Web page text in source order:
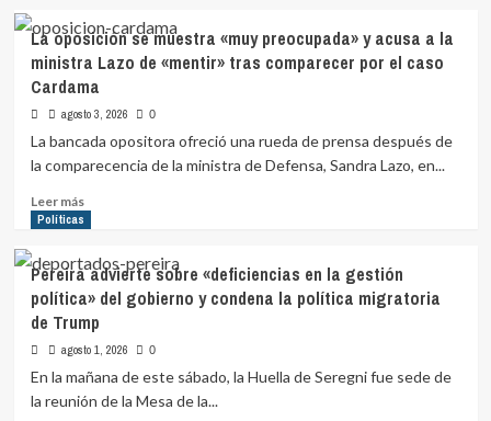
por
omisión
de
fiscalización
a
Ganadera
Caja
de
Profesionales
presentó
nueva
al
Poder
sobre
el
financiamiento
de
la
institución
La oposición se muestra «muy preocupada» y acusa a la
ministra Lazo de «mentir» tras comparecer por el caso
Cardama
agosto 3, 2026 0
La bancada opositora ofreció una rueda de prensa después de
la comparecencia de la ministra de Defensa, Sandra Lazo, en...
Leer másLeer
más
La
oposición
se
muestra
«muy
y
acusa
Políticas
Pereira advierte sobre «deficiencias en la gestión
política» del gobierno y condena la política migratoria
de Trump
agosto 1, 2026 0
En la mañana de este sábado, la Huella de Seregni fue sede de
la reunión de la Mesa de la...